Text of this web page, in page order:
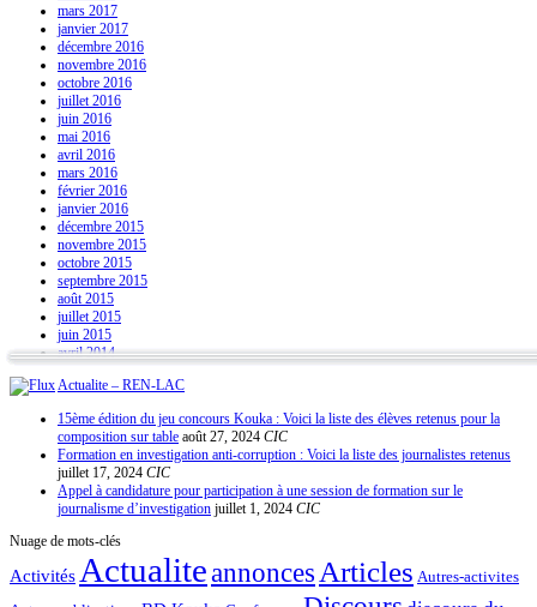
mars 2017
janvier 2017
décembre 2016
novembre 2016
octobre 2016
juillet 2016
juin 2016
mai 2016
avril 2016
mars 2016
février 2016
janvier 2016
décembre 2015
novembre 2015
octobre 2015
septembre 2015
août 2015
juillet 2015
juin 2015
avril 2014
Actualite – REN-LAC
15ème édition du jeu concours Kouka : Voici la liste des élèves retenus pour la
composition sur table août 27, 2024 CIC
Formation en investigation anti-corruption : Voici la liste des journalistes retenus
juillet 17, 2024 CIC
Appel à candidature pour participation à une session de formation sur le
journalisme d’investigation juillet 1, 2024 CIC
Nuage de mots-clés
Activités Actualiteannonces Articles Autres-activites